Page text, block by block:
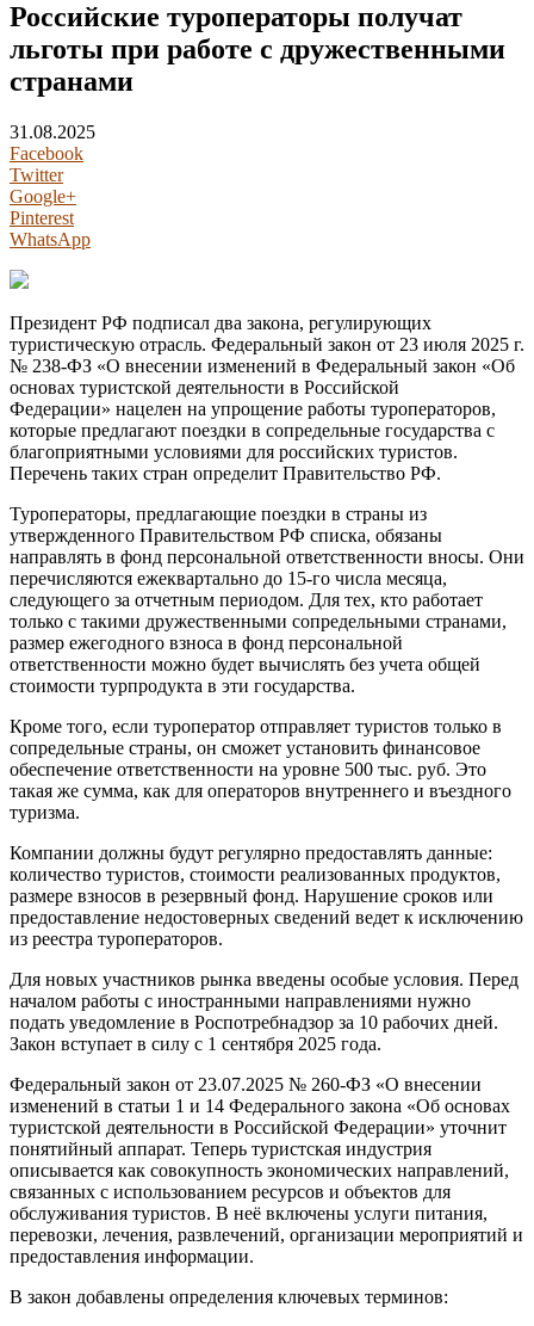
Российские туроператоры получат
льготы при работе с дружественными
странами
31.08.2025
Facebook
Twitter
Google+
Pinterest
WhatsApp
Президент РФ подписал два закона, регулирующих
туристическую отрасль. Федеральный закон от 23 июля 2025 г.
№ 238-ФЗ «О внесении изменений в Федеральный закон «Об
основах туристской деятельности в Российской
Федерации» нацелен на упрощение работы туроператоров,
которые предлагают поездки в сопредельные государства с
благоприятными условиями для российских туристов.
Перечень таких стран определит Правительство РФ.
Туроператоры, предлагающие поездки в страны из
утвержденного Правительством РФ списка, обязаны
направлять в фонд персональной ответственности вносы. Они
перечисляются ежеквартально до 15-го числа месяца,
следующего за отчетным периодом. Для тех, кто работает
только с такими дружественными сопредельными странами,
размер ежегодного взноса в фонд персональной
ответственности можно будет вычислять без учета общей
стоимости турпродукта в эти государства.
Кроме того, если туроператор отправляет туристов только в
сопредельные страны, он сможет установить финансовое
обеспечение ответственности на уровне 500 тыс. руб. Это
такая же сумма, как для операторов внутреннего и въездного
туризма.
Компании должны будут регулярно предоставлять данные:
количество туристов, стоимости реализованных продуктов,
размере взносов в резервный фонд. Нарушение сроков или
предоставление недостоверных сведений ведет к исключению
из реестра туроператоров.
Для новых участников рынка введены особые условия. Перед
началом работы с иностранными направлениями нужно
подать уведомление в Роспотребнадзор за 10 рабочих дней.
Закон вступает в силу с 1 сентября 2025 года.
Федеральный закон от 23.07.2025 № 260-ФЗ «О внесении
изменений в статьи 1 и 14 Федерального закона «Об основах
туристской деятельности в Российской Федерации» уточнит
понятийный аппарат. Теперь туристская индустрия
описывается как совокупность экономических направлений,
связанных с использованием ресурсов и объектов для
обслуживания туристов. В неё включены услуги питания,
перевозки, лечения, развлечений, организации мероприятий и
предоставления информации.
В закон добавлены определения ключевых терминов: